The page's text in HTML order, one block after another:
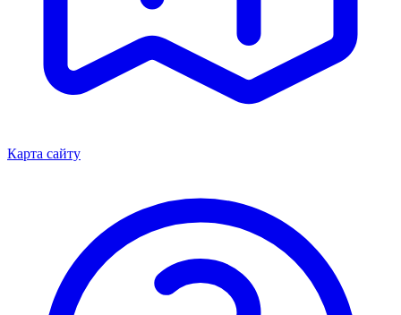
Карта сайту